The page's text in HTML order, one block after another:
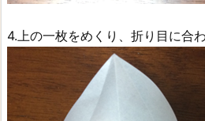
4.上の一枚をめくり、折り目に合